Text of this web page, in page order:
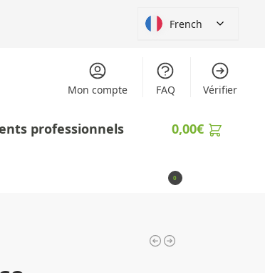
French
Mon compte FAQ Vérifier
professionnels 0,00€
0